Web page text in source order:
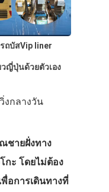
รถบัสVip liner
วญี่ปุ่นด้วยตัวเอง
งกลางวัน
ณชายฝั่งทาง
กะ โดยไม่ต้อง
พื่อการเดินทางที่